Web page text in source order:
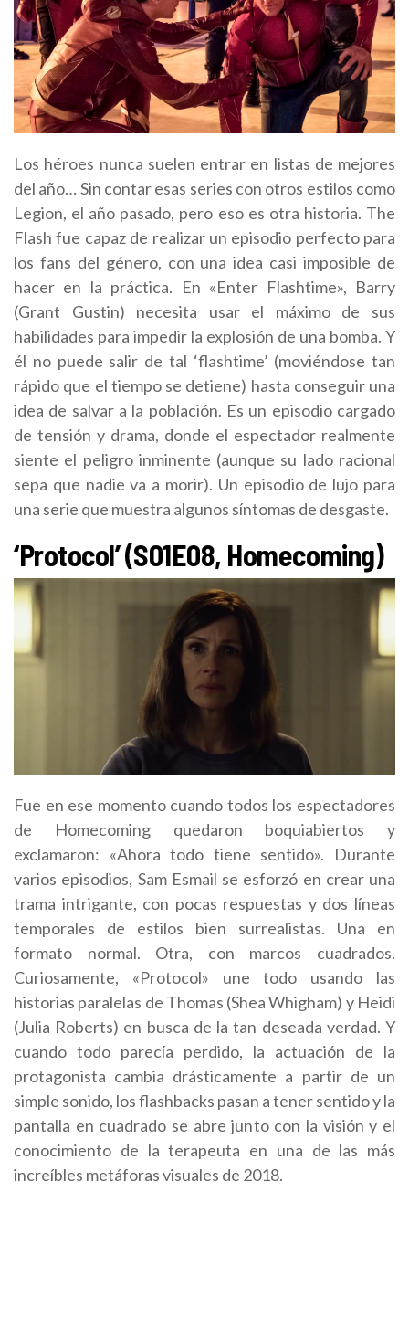
Los héroes nunca suelen entrar en listas de mejores
del año… Sin contar esas series con otros estilos como
Legion, el año pasado, pero eso es otra historia. The
Flash fue capaz de realizar un episodio perfecto para
los fans del género, con una idea casi imposible de
hacer en la práctica. En «Enter Flashtime», Barry
(Grant Gustin) necesita usar el máximo de sus
habilidades para impedir la explosión de una bomba. Y
él no puede salir de tal ‘flashtime’ (moviéndose tan
rápido que el tiempo se detiene) hasta conseguir una
idea de salvar a la población. Es un episodio cargado
de tensión y drama, donde el espectador realmente
siente el peligro inminente (aunque su lado racional
sepa que nadie va a morir). Un episodio de lujo para
una serie que muestra algunos síntomas de desgaste.
‘Protocol’ (S01E08, Homecoming)
Fue en ese momento cuando todos los espectadores
de Homecoming quedaron boquiabiertos y
exclamaron: «Ahora todo tiene sentido». Durante
varios episodios, Sam Esmail se esforzó en crear una
trama intrigante, con pocas respuestas y dos líneas
temporales de estilos bien surrealistas. Una en
formato normal. Otra, con marcos cuadrados.
Curiosamente, «Protocol» une todo usando las
historias paralelas de Thomas (Shea Whigham) y Heidi
(Julia Roberts) en busca de la tan deseada verdad. Y
cuando todo parecía perdido, la actuación de la
protagonista cambia drásticamente a partir de un
simple sonido, los flashbacks pasan a tener sentido y la
pantalla en cuadrado se abre junto con la visión y el
conocimiento de la terapeuta en una de las más
increíbles metáforas visuales de 2018.